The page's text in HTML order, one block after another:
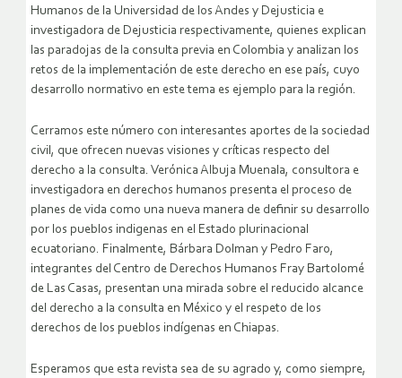
Humanos de la Universidad de los Andes y Dejusticia e
investigadora de Dejusticia respectivamente, quienes explican
las paradojas de la consulta previa en Colombia y analizan los
retos de la implementación de este derecho en ese país, cuyo
desarrollo normativo en este tema es ejemplo para la región.
Cerramos este número con interesantes aportes de la sociedad
civil, que ofrecen nuevas visiones y críticas respecto del
derecho a la consulta. Verónica Albuja Muenala, consultora e
investigadora en derechos humanos presenta el proceso de
planes de vida como una nueva manera de definir su desarrollo
por los pueblos indigenas en el Estado plurinacional
ecuatoriano. Finalmente, Bárbara Dolman y Pedro Faro,
integrantes del Centro de Derechos Humanos Fray Bartolomé
de Las Casas, presentan una mirada sobre el reducido alcance
del derecho a la consulta en México y el respeto de los
derechos de los pueblos indígenas en Chiapas.
Esperamos que esta revista sea de su agrado y, como siempre,